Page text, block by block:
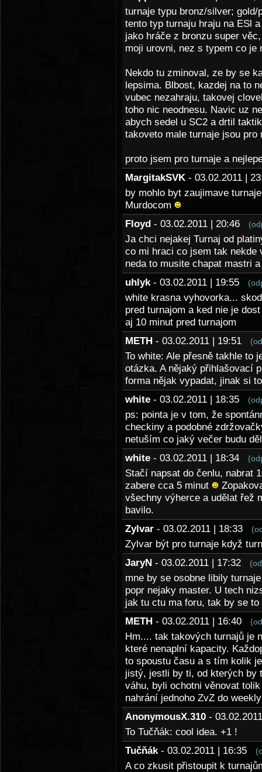
turnaje typu bronz/silver;
tento typ turnaju hraju na ESl
jako hráče z bronzu super
moji urovni, nez s typem co je
Nekdo tu zminoval, ze by se
lepsima. Blbost, kazdej na to
vubec nezahraju, takovej
toho nic neodnesu. Navic uz
abych sedel u SC2 a drtil
takoveto male turnaje jsou pro
proto jsem pro turnaje a
MargitakSVK - 03.02.2011 |
by mohlo byt zaujimave
Murdocom
Floyd - 03.02.2011 | 20:46
Ja chci nejakej Turnaj od
co mi hraci co jsem tak nekde
neda to musite chapat mastri
uhlyk - 03.02.2011 | 19:55
white krasna vyhovorka...
pred turnajom a ked nie je
aj 10 minut pred turnajom
METH - 03.02.2011 | 19:51
To white: Ale přesně takhle to
otázka. A nějaký přihlašovací
forma nějak vypadat, jinak si
white - 03.02.2011 | 18:35
ps: pointa je v tom, že
checkiny a podobné
netuším co jaký večer budu
white - 03.02.2011 | 18:34
Stačí napsat do čenlu, nabrat
zabere cca 5 minut
všechny výherce a udělat řež
bavilo.
Zylvar - 03.02.2011 | 18:33
Zylvar být pro turnaje když
JaryN - 03.02.2011 | 17:32
mne by se osobne libily
popr nejaky master. U tech
jak tu ctu ma foru, tak by se
METH - 03.02.2011 | 16:40
Hm.... tak takových turnajů je
které nenaplní kapacity.
to spoustu času a s tím kolik
jistý, jestli by ti, od kterých by
váhu, byli ochotni věnovat
nahrání jednoho ZvZ do
AnonymousX.310 -
To Tučňák: cool idea. +1 !
Tučňák - 03.02.2011 | 16:35
A co zkusit přistoupit k